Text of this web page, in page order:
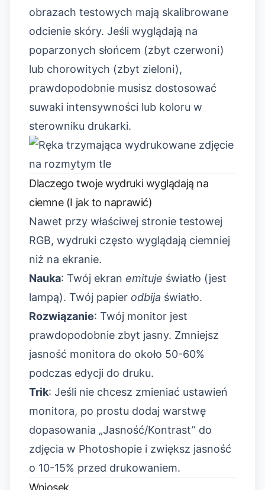
obrazach testowych mają skalibrowane
odcienie skóry. Jeśli wyglądają na
poparzonych słońcem (zbyt czerwoni)
lub chorowitych (zbyt zieloni),
prawdopodobnie musisz dostosować
suwaki intensywności lub koloru w
sterowniku drukarki.
Dlaczego twoje wydruki wyglądają na
ciemne (I jak to naprawić)
Nawet przy właściwej stronie testowej
RGB, wydruki często wyglądają ciemniej
niż na ekranie.
Nauka: Twój ekran emituje światło (jest
lampą). Twój papier odbija światło.
Rozwiązanie: Twój monitor jest
prawdopodobnie zbyt jasny. Zmniejsz
jasność monitora do około 50-60%
podczas edycji do druku.
Trik: Jeśli nie chcesz zmieniać ustawień
monitora, po prostu dodaj warstwę
dopasowania „Jasność/Kontrast” do
zdjęcia w Photoshopie i zwiększ jasność
o 10-15% przed drukowaniem.
Wniosek